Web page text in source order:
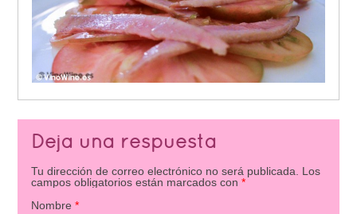
Deja una respuesta
Tu dirección de correo electrónico no será publicada.
Los
campos obligatorios están marcados con *
Nombre *